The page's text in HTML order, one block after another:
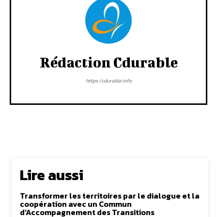
Rédaction Cdurable
https:/cdurable.info
Lire aussi
Transformer les territoires par le dialogue et la
coopération avec un Commun
d’Accompagnement des Transitions